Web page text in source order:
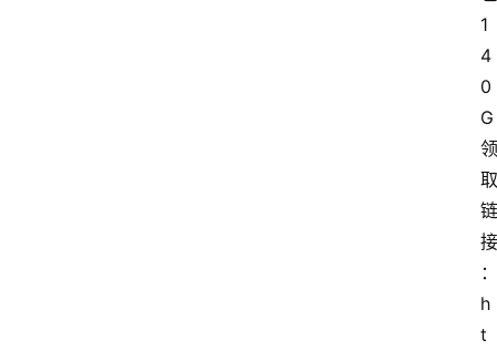
1
4
0
G
领
取
链
接
：
h
t